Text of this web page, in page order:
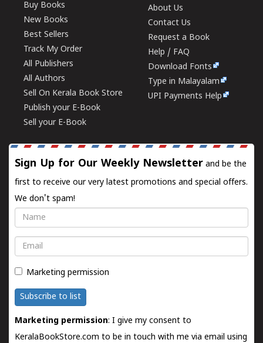
Buy Books
New Books
Best Sellers
Track My Order
All Publishers
All Authors
Sell On Kerala Book Store
Publish your E-Book
Sell your E-Book
About Us
Contact Us
Request a Book
Help / FAQ
Download Fonts
Type in Malayalam
UPI Payments Help
Sign Up for Our Weekly Newsletter and be the
first to receive our very latest promotions and special offers.
We don't spam!
Name
Email
Marketing permission
Subscribe to list
Marketing permission: I give my consent to
KeralaBookStore.com to be in touch with me via email using